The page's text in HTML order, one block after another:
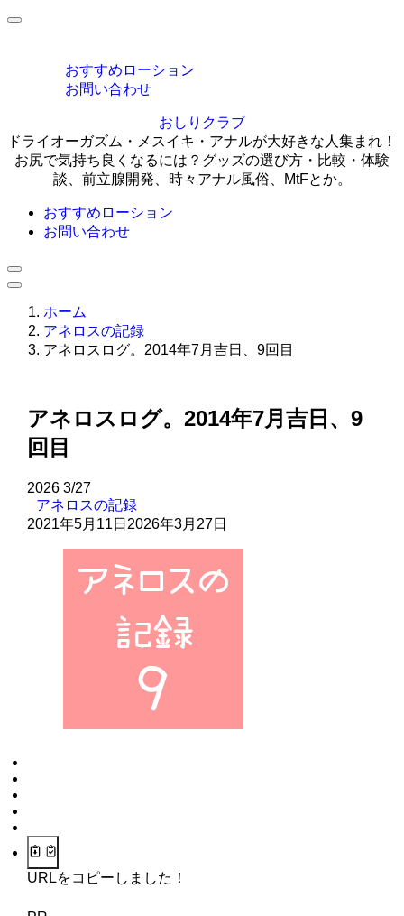
おすすめローション
お問い合わせ
おしりクラブ
ドライオーガズム・メスイキ・アナルが大好きな人集まれ！
お尻で気持ち良くなるには？グッズの選び方・比較・体験
談、前立腺開発、時々アナル風俗、MtFとか。
おすすめローション
お問い合わせ
ホーム
アネロスの記録
アネロスログ。2014年7月吉日、9回目
アネロスログ。2014年7月吉日、9
回目
2026 3/27
アネロスの記録
2021年5月11日 2026年3月27日
URLをコピーしました！